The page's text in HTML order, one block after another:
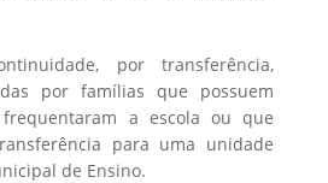
por transferência,
por famílias que possuem
a escola ou que
para uma unidade
de Ensino.